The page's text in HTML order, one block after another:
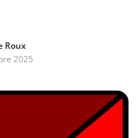
Roux
2025